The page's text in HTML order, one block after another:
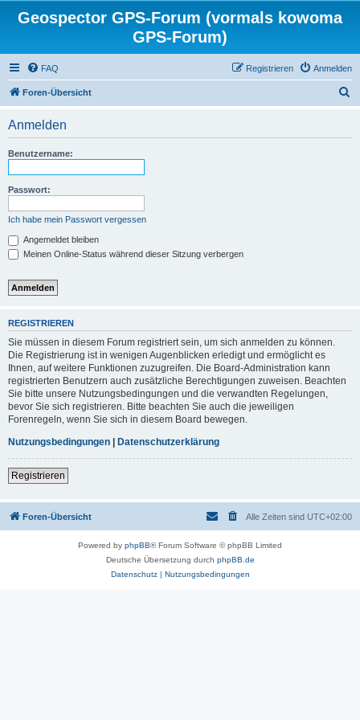
Geospector GPS-Forum (vormals kowoma
GPS-Forum)
FAQ Anmelden
Registrieren
Foren-Übersicht
Anmelden
Benutzername:
Passwort:
Ich habe mein Passwort vergessen
Angemeldet bleiben
Meinen Online-Status während dieser Sitzung verbergen
REGISTRIEREN
Sie müssen in diesem Forum registriert sein, um sich anmelden zu können.
Die Registrierung ist in wenigen Augenblicken erledigt und ermöglicht es
Ihnen, auf weitere Funktionen zuzugreifen. Die Board-Administration kann
registrierten Benutzern auch zusätzliche Berechtigungen zuweisen. Beachten
Sie bitte unsere Nutzungsbedingungen und die verwandten Regelungen,
bevor Sie sich registrieren. Bitte beachten Sie auch die jeweiligen
Forenregeln, wenn Sie sich in diesem Board bewegen.
Nutzungsbedingungen | Datenschutzerklärung
Registrieren
Foren-Übersicht Alle Zeiten sind UTC+02:00
Powered by phpBB® Forum Software © phpBB Limited
Deutsche Übersetzung durch phpBB.de
Datenschutz| Nutzungsbedingungen